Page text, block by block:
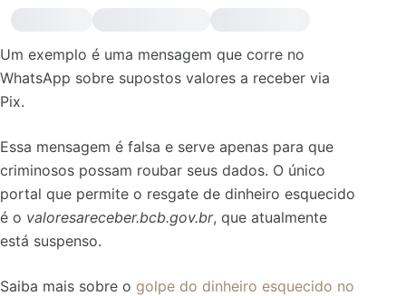
Um exemplo é uma mensagem que corre no
WhatsApp sobre supostos valores a receber via
Pix.
Essa mensagem é falsa e serve apenas para que
criminosos possam roubar seus dados. O único
portal que permite o resgate de dinheiro esquecido
é o valoresareceber.bcb.gov.br, que atualmente
está suspenso.
Saiba mais sobre o golpe do dinheiro esquecido no